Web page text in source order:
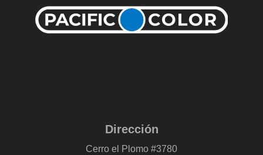
Dirección
Cerro el Plomo #3780